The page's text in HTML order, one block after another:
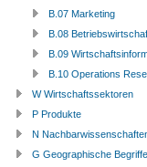
B.07 Marketing
B.08
B.09
B.10 Operations
W Wirtschaftssektoren
P Produkte
N
G Geographische Begriffe